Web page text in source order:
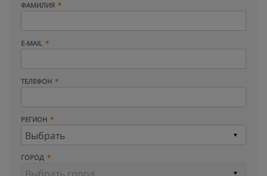
ФАМИЛИЯ
E-MAIL
ТЕЛЕФОН
РЕГИОН
ГОРОД